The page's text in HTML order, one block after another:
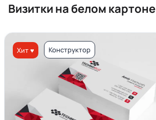
Визитки на белом картоне
Хит ♥ Конструктор